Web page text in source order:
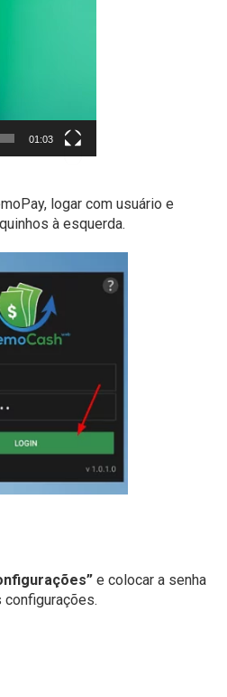
01:03
logar com usuário e
à esquerda.
e colocar a senha
configurações.